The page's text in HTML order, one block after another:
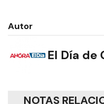
Autor
El Día de
NOTAS